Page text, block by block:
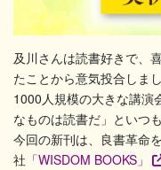
及川さんは読書好きで、
たことから意気投合しまし
1000人規模の大きな講演
なものは読書だ」といつ
今回の新刊は、良書革命
社 「WISDOM BOOKS」